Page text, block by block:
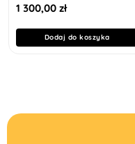
1 300,00 zł
Dodaj do koszyka